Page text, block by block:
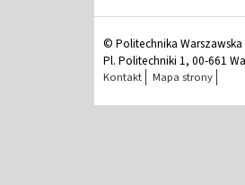
© Politechnika Warszawska
Pl. Politechniki 1, 00-661
Kontakt Mapa strony